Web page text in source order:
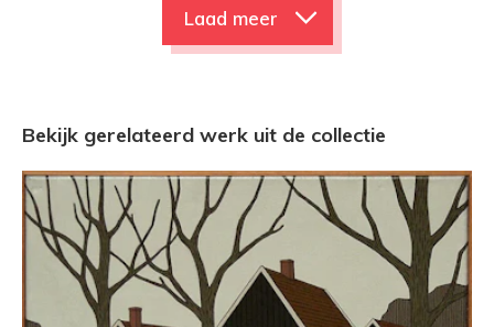
Laad meer
Bekijk gerelateerd werk uit de collectie